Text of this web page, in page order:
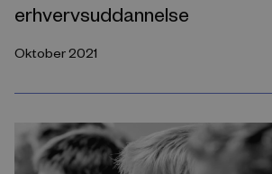
erhvervsuddannelse
Oktober 2021